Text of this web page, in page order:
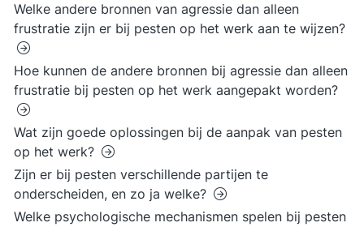
Welke andere bronnen van agressie dan alleen
frustratie zijn er bij pesten op het werk aan te wijzen?
Hoe kunnen de andere bronnen bij agressie dan alleen
frustratie bij pesten op het werk aangepakt worden?
Wat zijn goede oplossingen bij de aanpak van pesten
op het werk?
Zijn er bij pesten verschillende partijen te
onderscheiden, en zo ja welke?
Welke psychologische mechanismen spelen bij pesten